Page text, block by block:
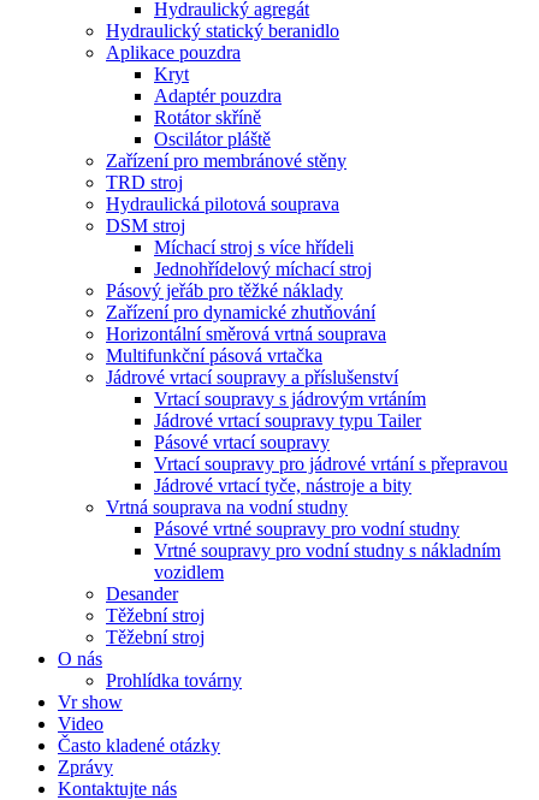
Hydraulický agregát
Hydraulický statický beranidlo
Aplikace pouzdra
Kryt
Adaptér pouzdra
Rotátor skříně
Oscilátor pláště
Zařízení pro membránové stěny
TRD stroj
Hydraulická pilotová souprava
DSM stroj
Míchací stroj s více hřídeli
Jednohřídelový míchací stroj
Pásový jeřáb pro těžké náklady
Zařízení pro dynamické zhutňování
Horizontální směrová vrtná souprava
Multifunkční pásová vrtačka
Jádrové vrtací soupravy a příslušenství
Vrtací soupravy s jádrovým vrtáním
Jádrové vrtací soupravy typu Tailer
Pásové vrtací soupravy
Vrtací soupravy pro jádrové vrtání s přepravou
Jádrové vrtací tyče, nástroje a bity
Vrtná souprava na vodní studny
Pásové vrtné soupravy pro vodní studny
Vrtné soupravy pro vodní studny s nákladním
vozidlem
Desander
Těžební stroj
Těžební stroj
O nás
Prohlídka továrny
Vr show
Video
Často kladené otázky
Zprávy
Kontaktujte nás